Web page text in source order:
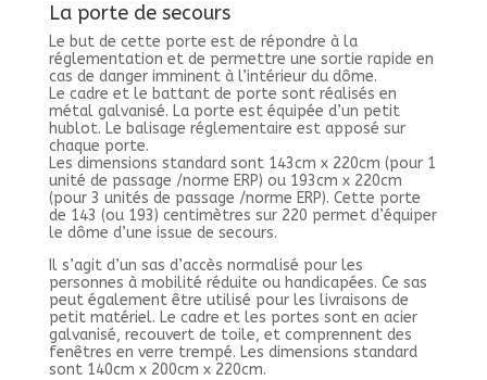
La porte de secours
Le but de cette porte est de répondre à la
réglementation et de permettre une sortie rapide en
cas de danger imminent à l’intérieur du dôme.
Le cadre et le battant de porte sont réalisés en
métal galvanisé. La porte est équipée d’un petit
hublot. Le balisage réglementaire est apposé sur
chaque porte.
Les dimensions standard sont 143cm x 220cm (pour 1
unité de passage /norme ERP) ou 193cm x 220cm
(pour 3 unités de passage /norme ERP). Cette porte
de 143 (ou 193) centimètres sur 220 permet d’équiper
le dôme d’une issue de secours.
Il s’agit d’un sas d’accès normalisé pour les
personnes à mobilité réduite ou handicapées. Ce sas
peut également être utilisé pour les livraisons de
petit matériel. Le cadre et les portes sont en acier
galvanisé, recouvert de toile, et comprennent des
fenêtres en verre trempé. Les dimensions standard
sont 140cm x 200cm x 220cm.